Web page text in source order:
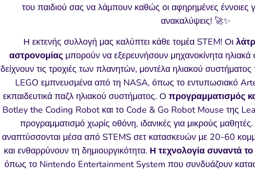
του παιδιού σας να λάμπουν καθώς οι αφηρημένες έννοιες
ανακαλύψεις! 🚀✨
Η εκτενής συλλογή μας καλύπτει κάθε τομέα STEM! Οι
αστρονομίαςμπορούν να εξερευνήσουν μηχανοκίνητα
δείχνουν τις τροχιές των πλανητών, μοντέλα ηλιακού
LEGO εμπνευσμένα από τη NASA, όπως το εντυπωσιακό
εκπαιδευτικά παζλ ηλιακού συστήματος. Ο προγραμματισμός
Botley the Coding Robot και το Code & Go Robot Mouse της
προγραμματισμό χωρίς οθόνη, ιδανικές για μικρούς
αναπτύσσονται μέσα από STEMS σετ κατασκευών με 20-60
και ενθαρρύνουν τη δημιουργικότητα. Η τεχνολογία συναντά το
όπως το Nintendo Entertainment System που συνδυάζουν